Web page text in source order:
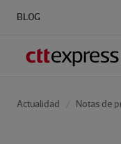
BLOG
Actualidad Notas de